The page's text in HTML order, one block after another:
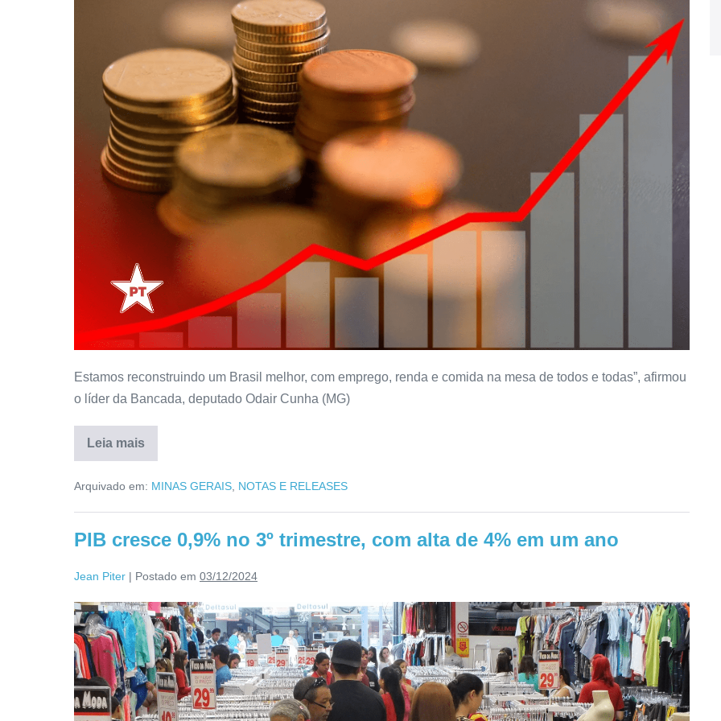
Estamos reconstruindo um Brasil melhor, com emprego, renda e comida na mesa de todos e todas”, afirmou
o líder da Bancada, deputado Odair Cunha (MG)
Leia mais
Arquivado em: MINAS GERAIS NOTAS E RELEASES
PIB cresce 0,9% no 3º trimestre, com alta de 4% em um ano
Jean Piter | Postado em 03/12/2024